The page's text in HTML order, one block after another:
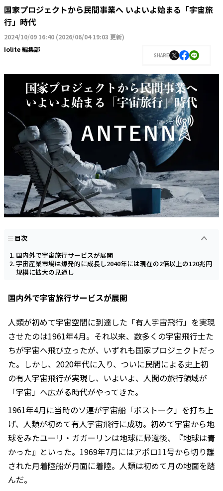
国家プロジェクトから民間事業へ いよいよ始まる「宇宙旅
行」時代
2024/10/09 16:40 (2026/06/04 19:03 更新)
Iolite 編集部
SHARE
目次
国内外で宇宙旅行サービスが展開
宇宙産業市場は爆発的に成長し2040年には現在の2倍以上の120兆円
規模に拡大の見通し
国内外で宇宙旅行サービスが展開
人類が初めて宇宙空間に到達した「有人宇宙飛行」を実現
させたのは1961年4月。それ以来、数多くの宇宙飛行士た
ちが宇宙へ飛び立ったが、いずれも国家プロジェクトだっ
た。しかし、2020年代に入り、ついに民間による史上初
の有人宇宙飛行が実現し、いよいよ、人間の旅行領域が
「宇宙」へ広がる時代がやってきた。
1961年4月に当時のソ連が宇宙船「ボストーク」を打ち上
げ、人類が初めて有人宇宙飛行に成功。初めて宇宙から地
球をみたユーリ・ガガーリンは地球に帰還後、『地球は青
かった』といった。1969年7月にはアポロ11号から切り離
された月着陸船が月面に着陸。人類は初めて月の地面を踏
んだ。